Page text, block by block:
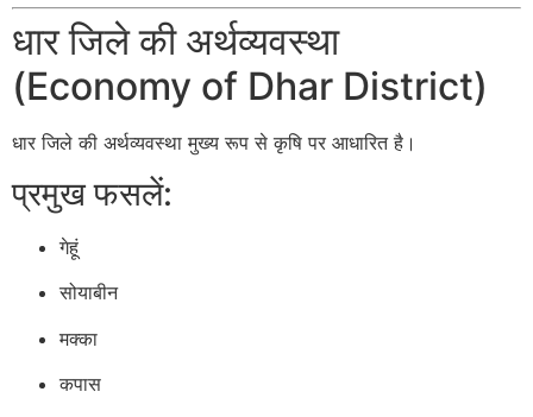
धार जिले की अर्थव्यवस्था
(Economy of Dhar District)
धार जिले की अर्थव्यवस्था मुख्य रूप से कृषि पर आधारित है।
प्रमुख फसलें:
गेहूं
सोयाबीन
मक्का
कपास